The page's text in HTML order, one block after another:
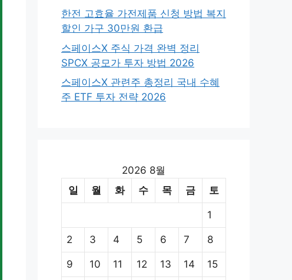
한전 고효율 가전제품 신청 방법 복지
할인 가구 30만원 환급
스페이스X 주식 가격 완벽 정리
SPCX 공모가 투자 방법 2026
스페이스X 관련주 총정리 국내 수혜
주 ETF 투자 전략 2026
2026 8월
일
월 화 수 목 금 토
1
2 3 4 5 6 7 8
9 10 11 12 13 14 15